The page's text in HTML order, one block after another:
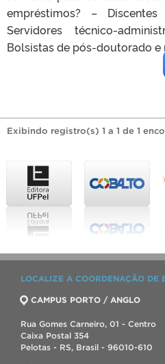
empréstimos? –
Servidores técnico-
Bolsistas de pós-doutorado e
Exibindo registro(s) 1 a 1 de 1
LOCALIZE A COORDENAÇÃO DE
CAMPUS PORTO / ANGLO
Rua Gomes Carneiro, 01 - Centro
Caixa Postal 354
Pelotas - RS, Brasil - 96010-610